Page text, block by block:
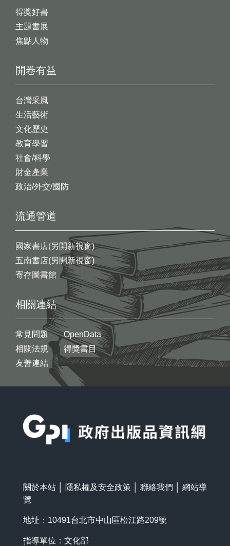
開卷有益
台灣采風
生活藝術
文化歷史
教育學習
社會/科學
財金產業
政治/外交/國防
得獎好書
主題書展
焦點人物
流通管道
國家書店(另開新視窗)
五南書店(另開新視窗)
寄存圖書館
相關連結
常見問題
相關法規
友善連結
OpenData
得獎書目
關於本站 隱私權及安全政策 聯絡我們
網站導
覽
地址：10491台北市中山區松江路209號
指導單位：文化部